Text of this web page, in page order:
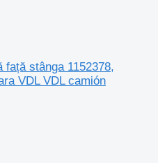
stânga 1152378,
VDL VDL camión